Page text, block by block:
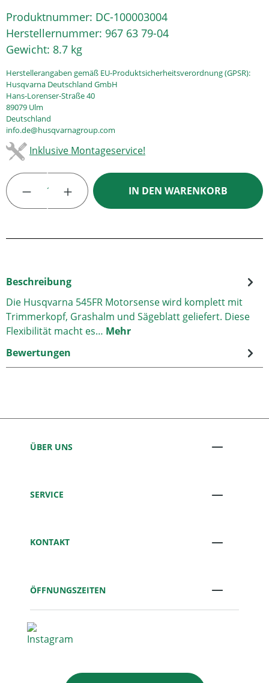
Produktnummer: DC-100003004
Herstellernummer: 967 63 79-04
Gewicht: 8.7 kg
Herstellerangaben gemäß EU-Produktsicherheitsverordnung (GPSR):
Husqvarna Deutschland GmbH
Hans-Lorenser-Straße 40
89079 Ulm
Deutschland
info.de@husqvarnagroup.com
Inklusive Montageservice!
Produkt Anzahl: Gib den gewünschten
IN DEN WARENKORB
Beschreibung
Die Husqvarna 545FR Motorsense wird komplett mit
Trimmerkopf, Grashalm und Sägeblatt geliefert. Diese
Flexibilität macht es… Mehr
Bewertungen
ÜBER UNS
SERVICE
KONTAKT
ÖFFNUNGSZEITEN